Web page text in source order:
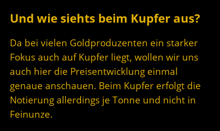
Und wie siehts beim Kupfer aus?
Da bei vielen Goldproduzenten ein starker
Fokus auch auf Kupfer liegt, wollen wir uns
auch hier die Preisentwicklung einmal
genaue anschauen. Beim Kupfer erfolgt die
Notierung allerdings je Tonne und nicht in
Feinunze.